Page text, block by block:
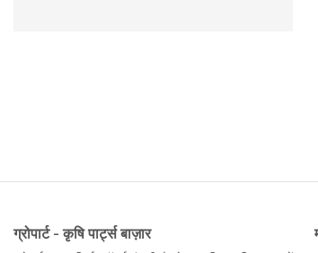
ग्रोपार्ट - कृषि पार्ट्स बाज़ार